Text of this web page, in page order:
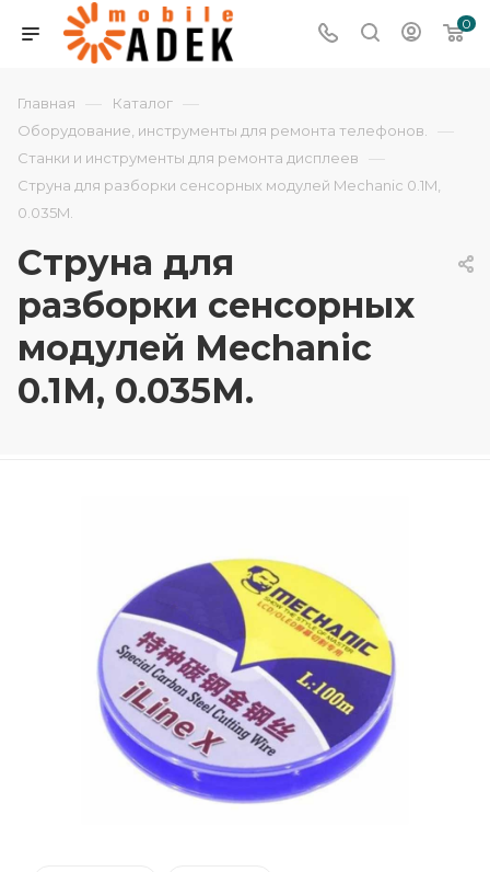
0
Главная — Каталог —
Оборудование, инструменты для ремонта телефонов. —
Станки и инструменты для ремонта дисплеев —
Струна для разборки сенсорных модулей Mechanic 0.1M,
0.035M.
Струна для
разборки сенсорных
модулей Mechanic
0.1M, 0.035M.